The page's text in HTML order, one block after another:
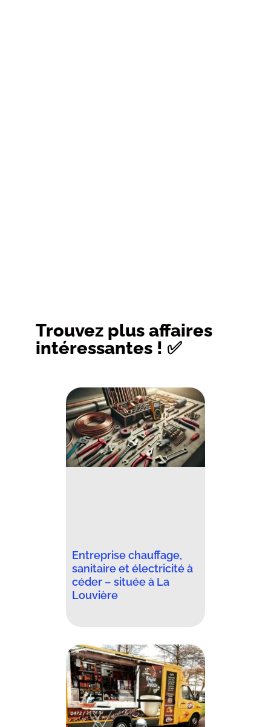
Trouvez plus affaires
intéressantes ! ✅
Entreprise chauffage,
sanitaire et électricité à
céder – située à La
Louvière